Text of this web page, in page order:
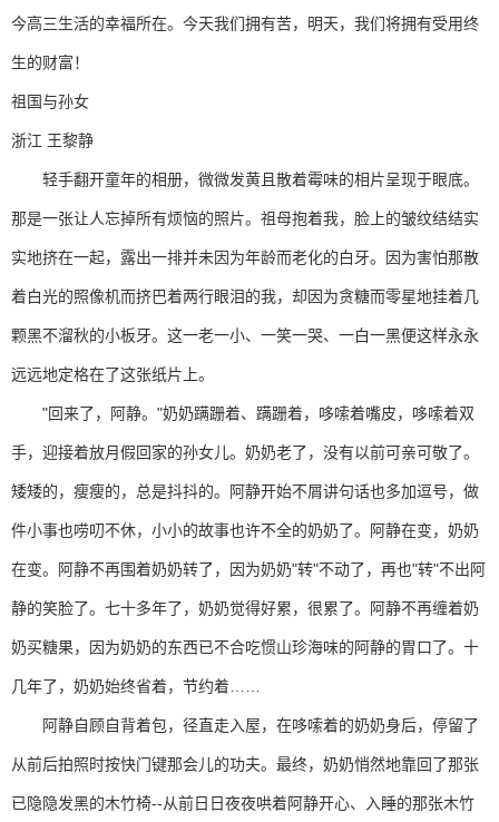
今高三生活的幸福所在。今天我们拥有苦，明天，我们将拥有受用终
生的财富！
祖国与孙女
浙江 王黎静
轻手翻开童年的相册，微微发黄且散着霉味的相片呈现于眼底。
那是一张让人忘掉所有烦恼的照片。祖母抱着我，脸上的皱纹结结实
实地挤在一起，露出一排并未因为年龄而老化的白牙。因为害怕那散
着白光的照像机而挤巴着两行眼泪的我，却因为贪糖而零星地挂着几
颗黑不溜秋的小板牙。这一老一小、一笑一哭、一白一黑便这样永永
远远地定格在了这张纸片上。
"回来了，阿静。"奶奶蹒跚着、蹒跚着，哆嗦着嘴皮，哆嗦着双
手，迎接着放月假回家的孙女儿。奶奶老了，没有以前可亲可敬了。
矮矮的，瘦瘦的，总是抖抖的。阿静开始不屑讲句话也多加逗号，做
件小事也唠叨不休，小小的故事也许不全的奶奶了。阿静在变，奶奶
在变。阿静不再围着奶奶转了，因为奶奶"转"不动了，再也"转"不出阿
静的笑脸了。七十多年了，奶奶觉得好累，很累了。阿静不再缠着奶
奶买糖果，因为奶奶的东西已不合吃惯山珍海味的阿静的胃口了。十
几年了，奶奶始终省着，节约着……
阿静自顾自背着包，径直走入屋，在哆嗦着的奶奶身后，停留了
从前后拍照时按快门键那会儿的功夫。最终，奶奶悄然地靠回了那张
已隐隐发黑的木竹椅--从前日日夜夜哄着阿静开心、入睡的那张木竹